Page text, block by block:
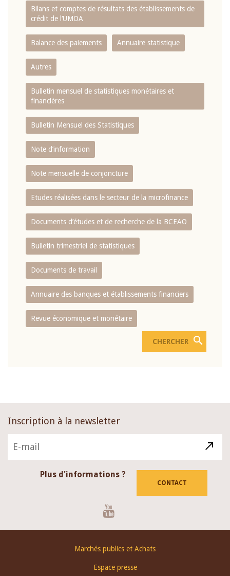
Bilans et comptes de résultats des établissements de
crédit de l‘UMOA
Balance des paiements Annuaire statistique
Autres
Bulletin mensuel de statistiques monétaires et
financières
Bulletin Mensuel des Statistiques
Note d’information
Note mensuelle de conjoncture
Etudes réalisées dans le secteur de la microfinance
Documents d’études et de recherche de la BCEAO
Bulletin trimestriel de statistiques
Documents de travail
Annuaire des banques et établissements financiers
Revue économique et monétaire
Inscription à la newsletter
Plus d'informations ?
CONTACT
Marchés publics et Achats
Espace presse